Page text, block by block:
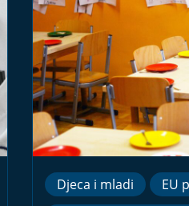
Djeca i mladi
EU